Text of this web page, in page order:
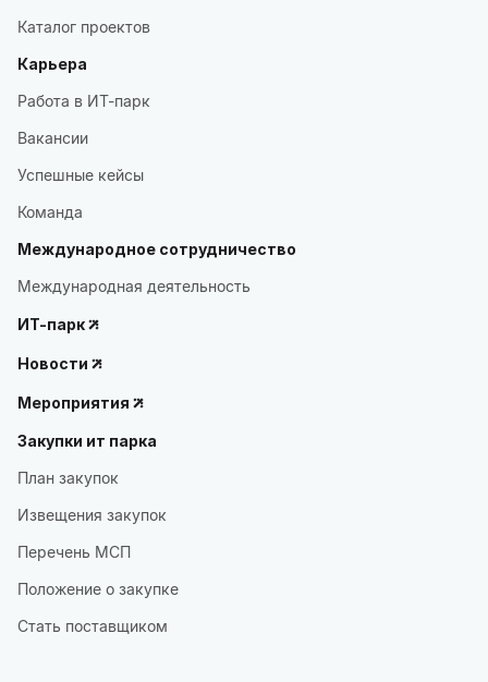
Каталог проектов
Карьера
Работа в ИТ-парк
Вакансии
Успешные кейсы
Команда
Международное сотрудничество
Международная деятельность
ИТ-парк
Новости
Мероприятия
Закупки ит парка
План закупок
Извещения закупок
Перечень МСП
Положение о закупке
Стать поставщиком